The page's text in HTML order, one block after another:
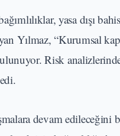
yasa dışı
Yılmaz, “Kurumsal
Risk
devam